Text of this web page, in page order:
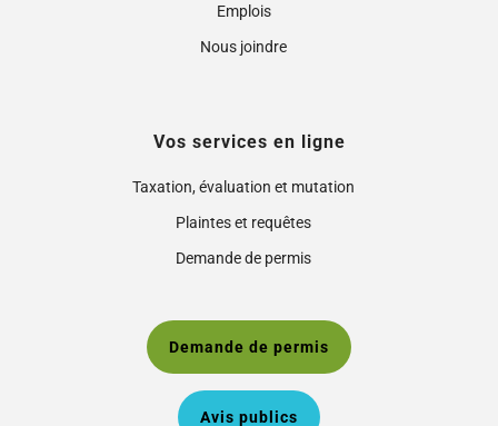
Emplois
Nous joindre
Vos services en ligne
Taxation, évaluation et mutation
Plaintes et requêtes
Demande de permis
Demande de permis
Avis publics